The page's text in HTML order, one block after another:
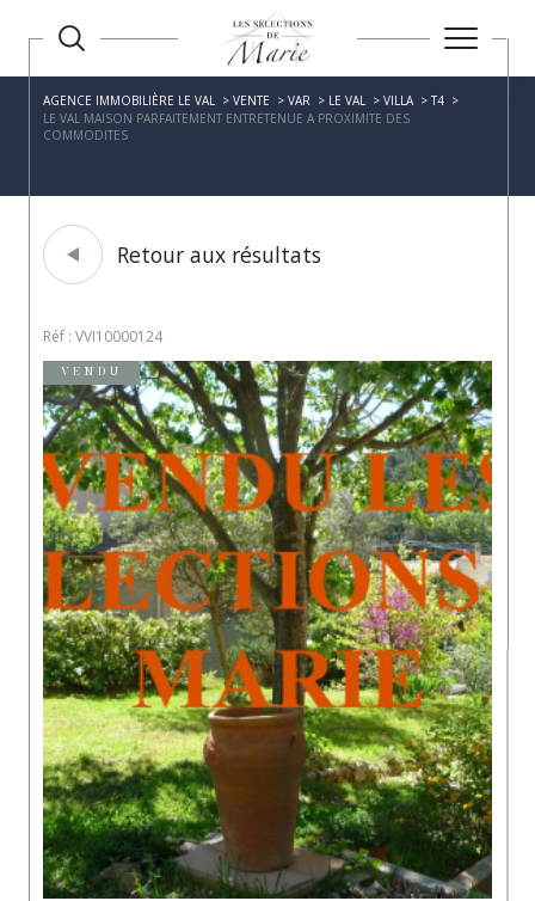
AGENCE IMMOBILIÈRE LE VAL VENTE VAR LE VAL VILLA
T4
LE VAL MAISON PARFAITEMENT ENTRETENUE A PROXIMITE DES
COMMODITES
Retour aux résultats
Réf : VVI10000124
VENDU